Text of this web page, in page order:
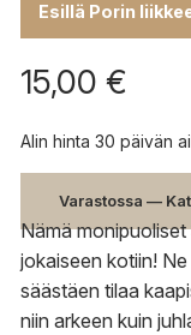
Esillä Porin
15,00 €
Alin hinta 30 päivän
Varastossa —
Nämä
jokaiseen kotiin!
säästäen tilaa
niin arkeen kuin